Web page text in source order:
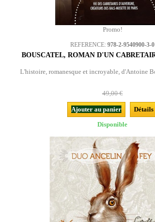
Promo!
REFERENCE: 978-2-9540900-3-0
BOUSCATEL, ROMAN D'UN
L'histoire, romanesque et incroyable, d'Antoine
49,00 €
Ajouter au panier
Détails
Disponible